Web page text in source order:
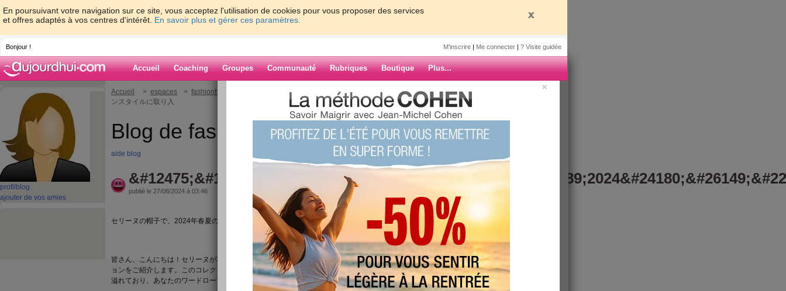
En poursuivant votre navigation sur ce site, vous acceptez l'utilisation de cookies pour vous proposer des services
et offres adaptés à vos centres d'intérêt. En savoir plus et gérer ces paramètres.
Bonjour ! M'inscrire | Me connecter | ? Visite guidée
Accueil Coaching Groupes Communauté Rubriques Boutique Plus...
profil blog
ajouter de vos amies
Accueil > espaces > fashionheuer
> セリーヌ帽子、2024年春夏のフェミニ
ンスタイルに取り入
Blog de fashionheuer
aide blog
publié le 27/08/2024 à 03:46
セリーヌの帽子で、2024年春夏のフェミニンスタイルを完成させましょう
皆さん、こんにちは！セリーヌが2024年春夏に向けて発表した最新の帽子コレクシ
ョンをご紹介します。このコレクションは、エレガントでフェミニンなアイテムで
溢れており、あなたのワードローブをアップグレードするのに最適です。
ARCHIVES
×